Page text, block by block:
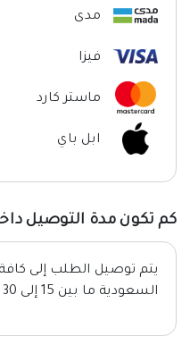
مدى
فيزا
ماستر كارد
ابل باي
كم تكون مدة التوصيل
يتم توصيل الطلب إلى
السعودية ما بين 15 إلى 30 يوم عمل.